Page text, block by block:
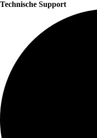
Technische Support